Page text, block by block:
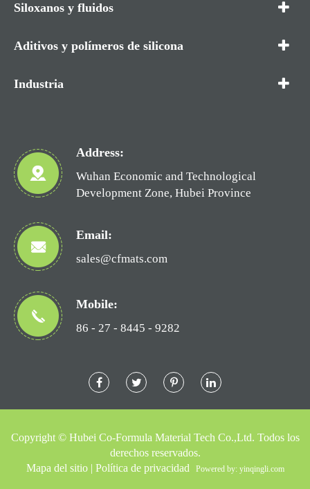
Siloxanos y fluidos
Aditivos y polímeros de silicona
Industria
Address:
Wuhan Economic and Technological
Development Zone, Hubei Province
Email:
sales@cfmats.com
Mobile:
86 - 27 - 8445 - 9282
Copyright © Hubei Co-Formula Material Tech Co.,Ltd. Todos los
derechos reservados.
Mapa del sitio| Política de privacidad Powered by: yinqingli.com